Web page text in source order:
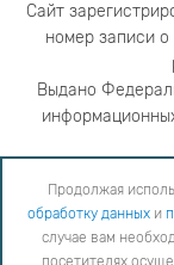
Сайт
номер записи о
Выдано
Продолжая использование
обработки персональных
Продолжая
обработку данных и
случае вам
посетителях